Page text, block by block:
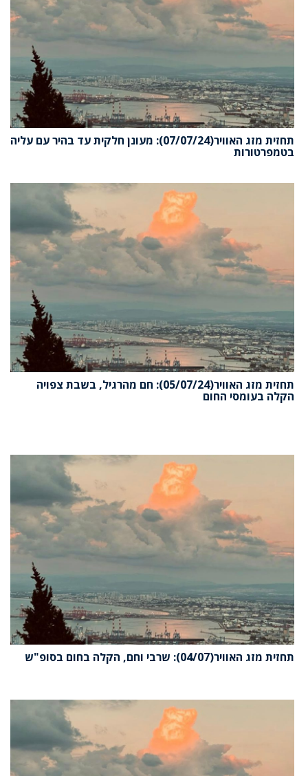
תחזית מזג האוויר(07/07/24): מעונן חלקית עד בהיר עם עליה
בטמפרטורות
תחזית מזג האוויר(05/07/24): חם מהרגיל, בשבת צפויה
הקלה בעומסי החום
תחזית מזג האוויר(04/07): שרבי וחם, הקלה בחום בסופ"ש